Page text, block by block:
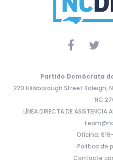
Partido Demócrata
220 Hillsborough Street Raleigh,
NC
LÍNEA DIRECTA DE
Oficina:
Política de
Contacte